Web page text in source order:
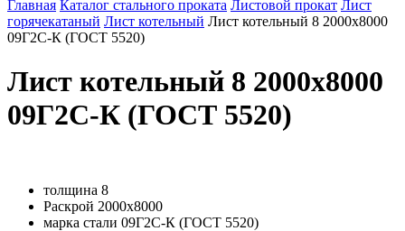
Главная Каталог стального проката Листовой прокат Лист
горячекатаный Лист котельный Лист котельный 8 2000х8000
09Г2С-К (ГОСТ 5520)
Лист котельный 8 2000х8000
09Г2С-К (ГОСТ 5520)
толщина 8
Раскрой 2000х8000
марка стали 09Г2С-К (ГОСТ 5520)